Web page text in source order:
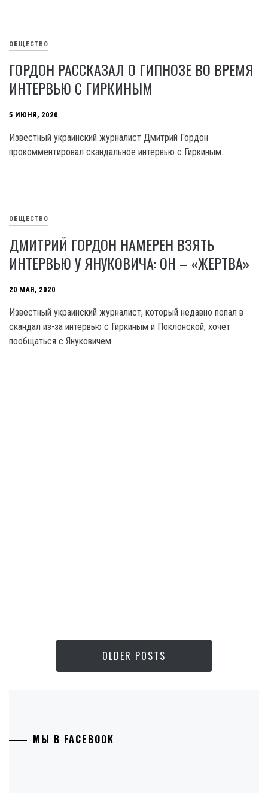
ОБЩЕСТВО
ГОРДОН РАССКАЗАЛ О ГИПНОЗЕ ВО ВРЕМЯ
ИНТЕРВЬЮ С ГИРКИНЫМ
5 ИЮНЯ, 2020
Известный украинский журналист Дмитрий Гордон
прокомментировал скандальное интервью с Гиркиным.
ОБЩЕСТВО
ДМИТРИЙ ГОРДОН НАМЕРЕН ВЗЯТЬ
ИНТЕРВЬЮ У ЯНУКОВИЧА: ОН – «ЖЕРТВА»
20 МАЯ, 2020
Известный украинский журналист, который недавно попал в
скандал из-за интервью с Гиркиным и Поклонской, хочет
пообщаться с Януковичем.
OLDER POSTS
МЫ В FACEBOOK